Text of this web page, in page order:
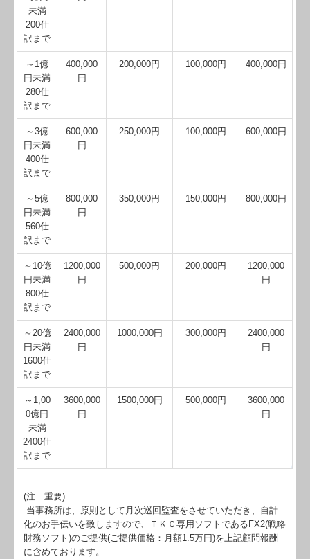
未満
200仕
訳まで
～1億
円未満
280仕
訳まで
400,000
円
200,000円 100,000円 400,000円
～3億
円未満
400仕
訳まで
600,000
円
250,000円 100,000円 600,000円
～5億
円未満
560仕
訳まで
800,000
円
350,000円 150,000円 800,000円
～10億
円未満
800仕
訳まで
1200,000
円
500,000円 200,000円
1200,000
円
～20億
円未満
1600仕
訳まで
2400,000
円
1000,000円 300,000円
2400,000
円
～1,00
0億円
未満
2400仕
訳まで
3600,000
円
1500,000円 500,000円
3600,000
円
(注…重要)
当事務所は、原則として月次巡回監査をさせていただき、自計
化のお手伝いを致しますので、ＴＫＣ専用ソフトであるFX2(戦略
財務ソフト)のご提供(ご提供価格：月額1.5万円)を上記顧問報酬
に含めております。